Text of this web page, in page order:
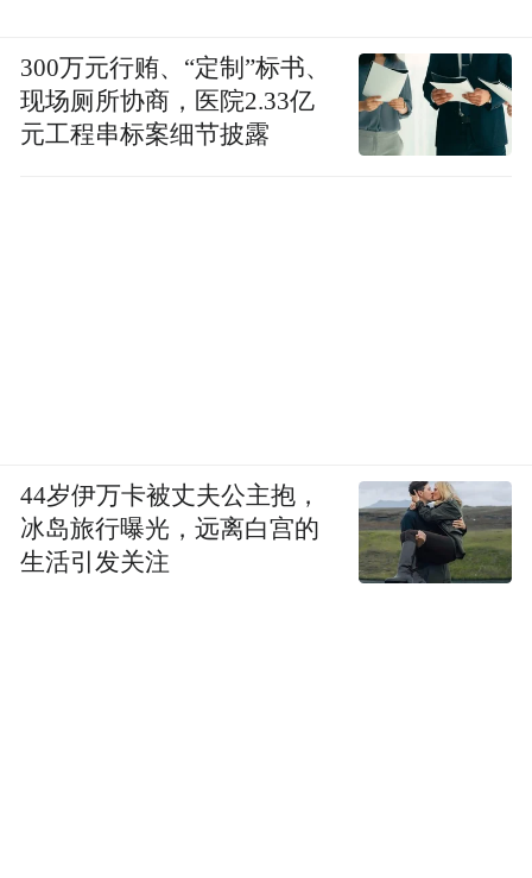
300万元行贿、“定制”标书、
现场厕所协商，医院2.33亿
元工程串标案细节披露
44岁伊万卡被丈夫公主抱，
冰岛旅行曝光，远离白宫的
生活引发关注